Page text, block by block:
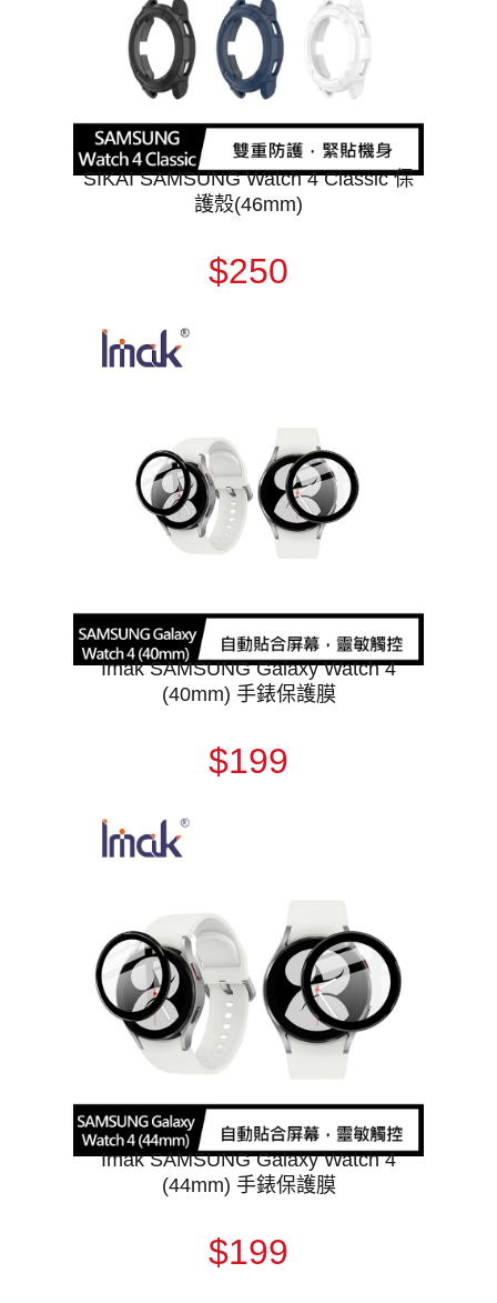
SIKAI SAMSUNG Watch 4 Classic 保
護殼(46mm)
$250
Imak SAMSUNG Galaxy Watch 4
(40mm) 手錶保護膜
$199
Imak SAMSUNG Galaxy Watch 4
(44mm) 手錶保護膜
$199